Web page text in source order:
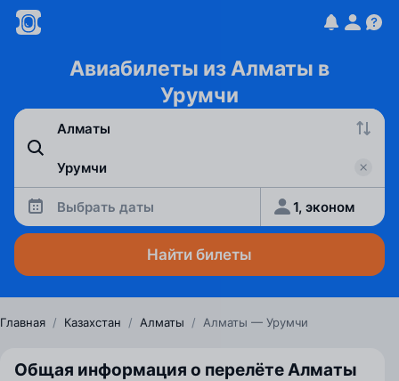
Авиабилеты из Алматы в
Урумчи
Выбрать даты 1, эконом
Найти билеты
Главная / Казахстан / Алматы / Алматы — Урумчи
Общая информация о перелёте Алматы